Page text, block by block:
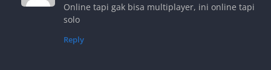
Online tapi gak bisa multiplayer, ini online tapi
solo
Reply